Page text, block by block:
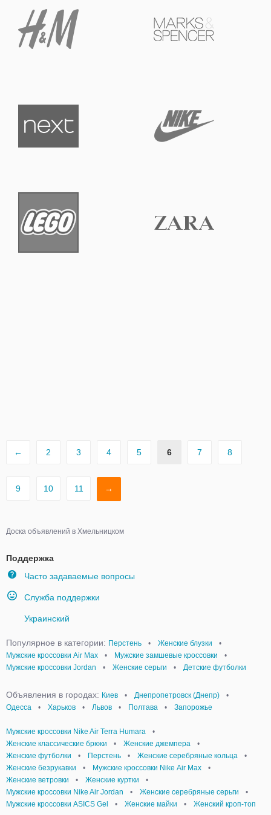
← 2 3 4 5 6 7 8
9 10 11 →
Доска объявлений в Хмельницком
Поддержка
Часто задаваемые вопросы
Служба поддержки
Украинский
Популярное в категории: Перстень • Женские блузки
•
Мужские кроссовки Air Max
• Мужские замшевые кроссовки
•
Мужские кроссовки Jordan
• Женские серьги • Детские футболки
Объявления в городах: Киев • Днепропетровск (Днепр)
•
Одесса
• Харьков • Львов • Полтава • Запорожье
Мужские кроссовки Nike Air Terra Humara
•
Женские классические брюки
• Женские джемпера
•
Женские футболки
• Перстень • Женские серебряные кольца
•
Женские безрукавки
• Мужские кроссовки Nike Аir Мax
•
Женские ветровки
• Женские куртки
•
Мужские кроссовки Nike Air Jordan
• Женские серебряные серьги
•
Мужские кроссовки ASICS Gel
• Женские майки • Женский кроп-топ